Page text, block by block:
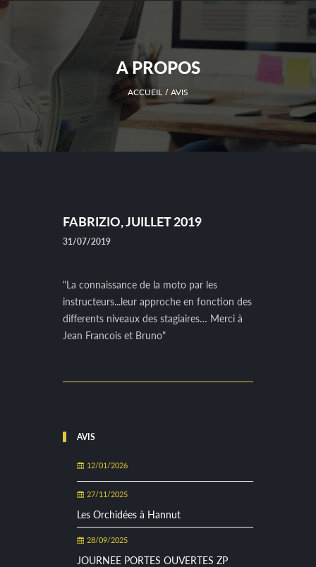
A PROPOS
ACCUEIL AVIS
FABRIZIO, JUILLET 2019
31/07/2019
"La connaissance de la moto par les
instructeurs...leur approche en fonction des
differents niveaux des stagiaires… Merci à
Jean Francois et Bruno"
AVIS
12/01/2026
27/11/2025
Les Orchidées à Hannut
28/09/2025
JOURNEE PORTES OUVERTES ZP